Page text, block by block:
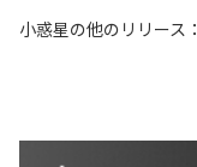
小惑星の他のリリース：